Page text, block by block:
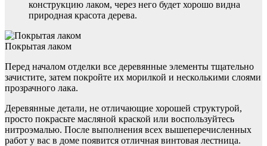
конструкцию лаком, через него будет хорошо видна
природная красота дерева.
Покрытая лаком
Перед началом отделки все деревянные элементы тщательно
зачистите, затем покройте их морилкой и несколькими слоями
прозрачного лака.
Деревянные детали, не отличающие хорошей структурой,
просто покрасьте масляной краской или воспользуйтесь
нитроэмалью. После выполнения всех вышеперечисленных
работ у вас в доме появится отличная винтовая лестница.